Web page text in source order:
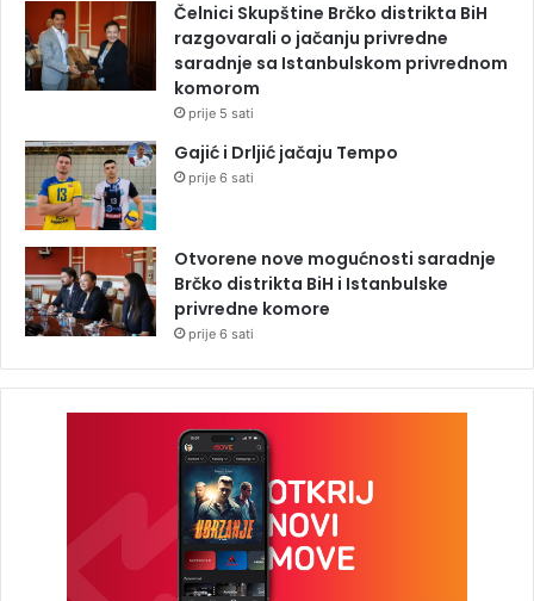
Čelnici Skupštine Brčko distrikta BiH
razgovarali o jačanju privredne
saradnje sa Istanbulskom privrednom
komorom
prije 5 sati
Gajić i Drljić jačaju Tempo
prije 6 sati
Otvorene nove mogućnosti saradnje
Brčko distrikta BiH i Istanbulske
privredne komore
prije 6 sati